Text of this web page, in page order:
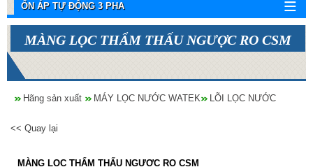
ỔN ÁP TỰ ĐỘNG 3 PHA
MÀNG LỌC THẨM THẤU NGƯỢC RO CSM
Hãng sản xuất MÁY LỌC NƯỚC WATEK LÕI LỌC NƯỚC
<< Quay lại
MÀNG LỌC THẨM THẤU NGƯỢC RO CSM